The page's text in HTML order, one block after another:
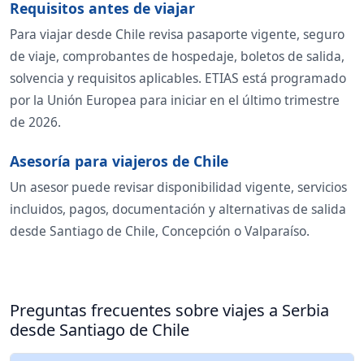
Requisitos antes de viajar
Para viajar desde Chile revisa pasaporte vigente, seguro
de viaje, comprobantes de hospedaje, boletos de salida,
solvencia y requisitos aplicables. ETIAS está programado
por la Unión Europea para iniciar en el último trimestre
de 2026.
Asesoría para viajeros de Chile
Un asesor puede revisar disponibilidad vigente, servicios
incluidos, pagos, documentación y alternativas de salida
desde Santiago de Chile, Concepción o Valparaíso.
Preguntas frecuentes sobre viajes a Serbia
desde Santiago de Chile